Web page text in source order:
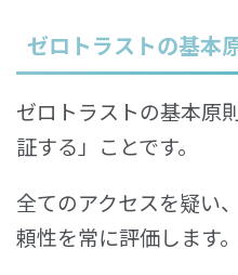
ゼロトラストの基本
ゼロトラストの基本原
証する」ことです。
全てのアクセスを疑い
頼性を常に評価します。